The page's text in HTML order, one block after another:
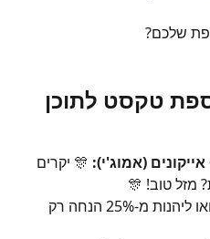
שלכם?
9: הוספת טקסט לתוכן
(אמוג'י): 🎊 יקרים
מזל טוב! 🎊
בואו ליהנות מ-25% הנחה רק